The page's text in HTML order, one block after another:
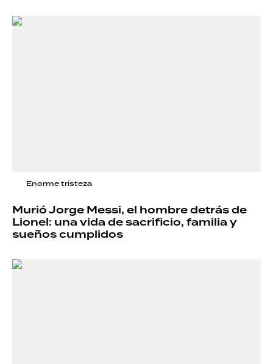
Enorme tristeza
Murió Jorge Messi, el hombre detrás de
Lionel: una vida de sacrificio, familia y
sueños cumplidos